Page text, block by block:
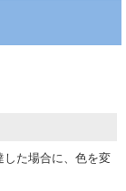
した場合に、色を変